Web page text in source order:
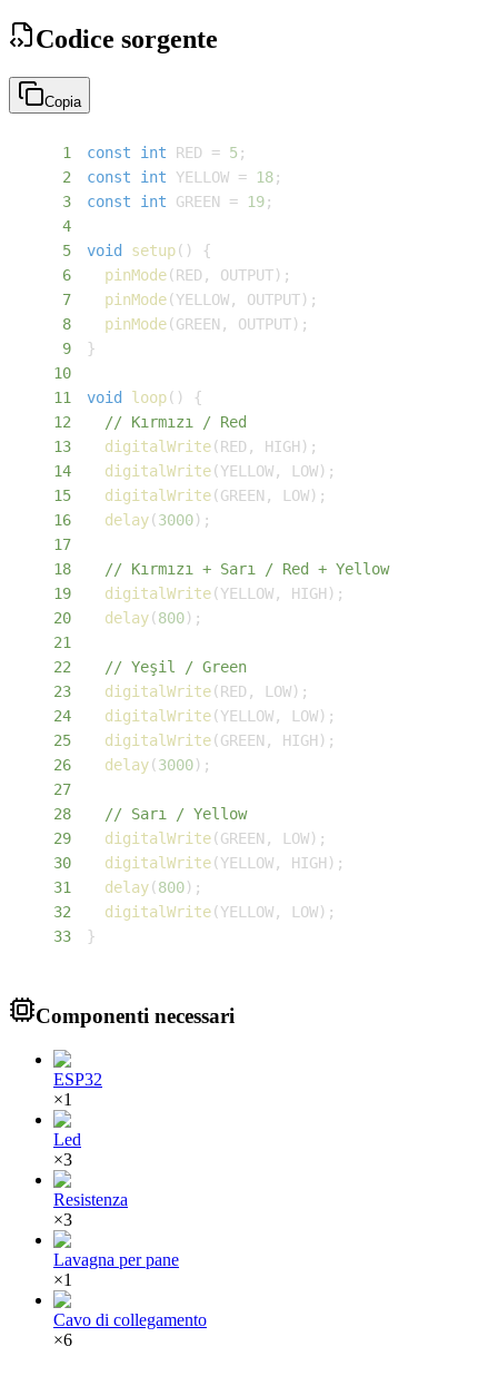
Codice sorgente
Copia
1 const int RED = 5;
2
const int YELLOW = 18;
3
const int GREEN = 19;
4
5
void setup( )
{
6
pinMode(RED , OUTPUT) ;
7
pinMode(YELLOW, OUTPUT) ;
8
pinMode(GREEN , OUTPUT) ;
9
}
10
11
void loop( )
{
12
// Kırmızı / Red
13
digitalWrite(RED , HIGH ) ;
14
digitalWrite(YELLOW, LOW) ;
15
digitalWrite(GREEN , LOW) ;
16
delay(3000) ;
17
18
// Kırmızı + Sarı / Red + Yellow
19
digitalWrite(YELLOW, HIGH ) ;
20
delay(800) ;
21
22
// Yeşil / Green
23
digitalWrite(RED , LOW) ;
24
digitalWrite(YELLOW, LOW) ;
25
digitalWrite(GREEN , HIGH ) ;
26
delay(3000) ;
27
28
// Sarı / Yellow
29
digitalWrite(GREEN , LOW) ;
30
digitalWrite(YELLOW, HIGH ) ;
31
delay(800) ;
32
digitalWrite(YELLOW, LOW) ;
33
}
Componenti necessari
ESP32
×1
Led
×3
Resistenza
×3
Lavagna per pane
×1
Cavo di collegamento
×6